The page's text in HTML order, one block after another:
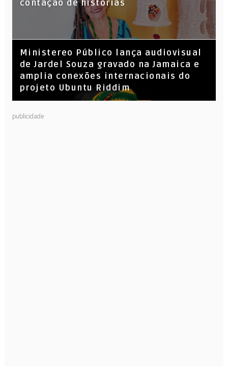
Leandro Vitrola na BIGSHAKE 14
contação de histórias
​Ministereo Público lança audiovisual
de Jardel Souza gravado na Jamaica e
amplia conexões internacionais do
projeto Ubuntu Riddim
publicidade